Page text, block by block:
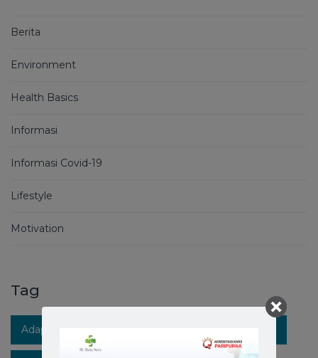
Berita
Environment
Health Basics
Informasi
Informasi Covid-19
Lifestyle
Motivation
Tag
Adaptasi Kebiasaan Baru